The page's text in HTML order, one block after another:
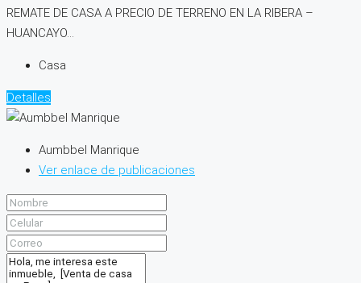
REMATE DE CASA A PRECIO DE TERRENO EN LA RIBERA –
HUANCAYO...
Casa
Detalles
Aumbbel Manrique
Ver enlace de publicaciones